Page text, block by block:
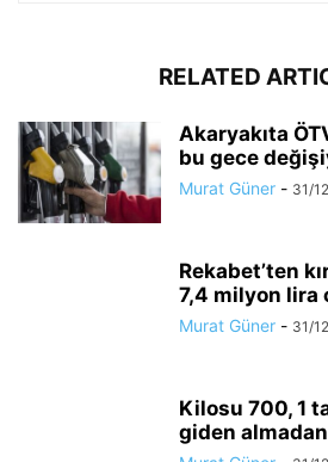
RELATED
Akaryakıta
bu gece
Murat Güner - 31/
Rekabet’ten
7,4 milyon lira
Murat Güner - 31/
Kilosu 700, 1
giden